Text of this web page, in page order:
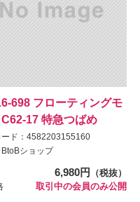
698 フローティングモ
17 特急つばめ
ード：4582203155160
BtoBショップ
6,980円
（税抜）
取引中の会員のみ公開